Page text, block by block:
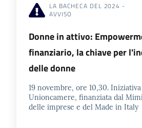
LA BACHECA DEL 2024 -
AVVISO
Donne in attivo:
finanziario, la chiave per
delle donne
19 novembre, ore 10,30.
Unioncamere, finanziata dal
delle imprese e del Made in Italy